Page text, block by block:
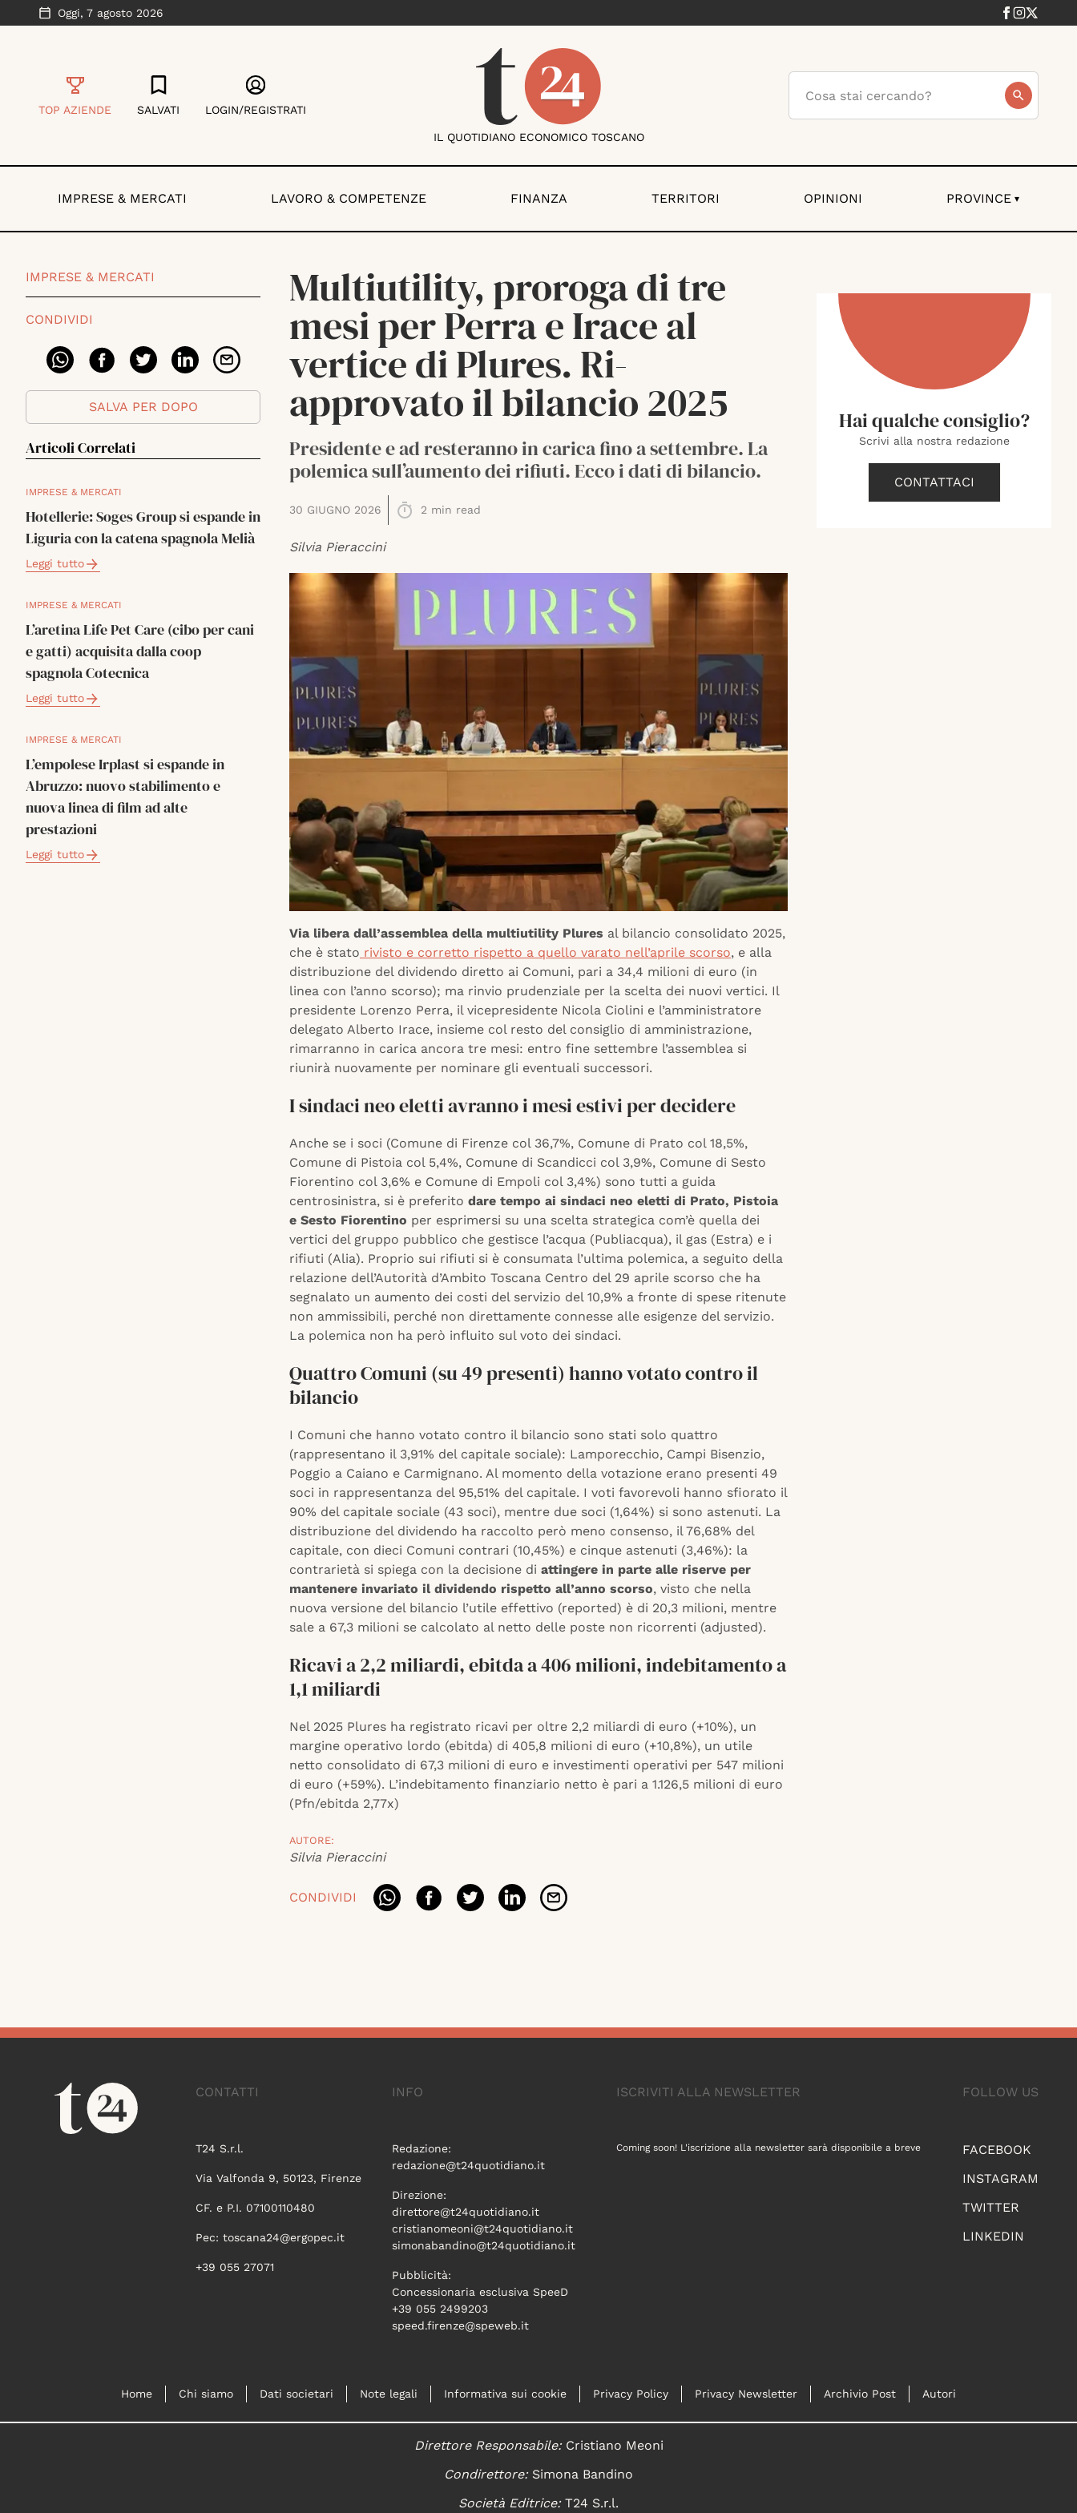
Oggi, 7 agosto 2026
TOP AZIENDE SALVATI LOGIN/REGISTRATI
IL QUOTIDIANO ECONOMICO TOSCANO
IMPRESE & MERCATI LAVORO & COMPETENZE FINANZA TERRITORI OPINIONI PROVINCE ▾
IMPRESE & MERCATI
CONDIVIDI
SALVA PER DOPO
Articoli Correlati
IMPRESE & MERCATI
Hotellerie: Soges Group si espande in
Liguria con la catena spagnola Melià
Leggi tutto
IMPRESE & MERCATI
L’aretina Life Pet Care (cibo per cani
e gatti) acquisita dalla coop
spagnola Cotecnica
Leggi tutto
IMPRESE & MERCATI
L’empolese Irplast si espande in
Abruzzo: nuovo stabilimento e
nuova linea di film ad alte
prestazioni
Leggi tutto
Multiutility, proroga di tre
mesi per Perra e Irace al
vertice di Plures. Ri-
approvato il bilancio 2025
Presidente e ad resteranno in carica fino a settembre. La
polemica sull’aumento dei rifiuti. Ecco i dati di bilancio.
30 GIUGNO 2026 2 min read
Silvia Pieraccini
Via libera dall’assemblea della multiutility Plures al bilancio consolidato 2025,
che è stato rivisto e corretto rispetto a quello varato nell’aprile scorso, e alla
distribuzione del dividendo diretto ai Comuni, pari a 34,4 milioni di euro (in
linea con l’anno scorso); ma rinvio prudenziale per la scelta dei nuovi vertici. Il
presidente Lorenzo Perra, il vicepresidente Nicola Ciolini e l’amministratore
delegato Alberto Irace, insieme col resto del consiglio di amministrazione,
rimarranno in carica ancora tre mesi: entro fine settembre l’assemblea si
riunirà nuovamente per nominare gli eventuali successori.
I sindaci neo eletti avranno i mesi estivi per decidere
Anche se i soci (Comune di Firenze col 36,7%, Comune di Prato col 18,5%,
Comune di Pistoia col 5,4%, Comune di Scandicci col 3,9%, Comune di Sesto
Fiorentino col 3,6% e Comune di Empoli col 3,4%) sono tutti a guida
centrosinistra, si è preferito dare tempo ai sindaci neo eletti di Prato, Pistoia
e Sesto Fiorentino per esprimersi su una scelta strategica com’è quella dei
vertici del gruppo pubblico che gestisce l’acqua (Publiacqua), il gas (Estra) e i
rifiuti (Alia). Proprio sui rifiuti si è consumata l’ultima polemica, a seguito della
relazione dell’Autorità d’Ambito Toscana Centro del 29 aprile scorso che ha
segnalato un aumento dei costi del servizio del 10,9% a fronte di spese ritenute
non ammissibili, perché non direttamente connesse alle esigenze del servizio.
La polemica non ha però influito sul voto dei sindaci.
Quattro Comuni (su 49 presenti) hanno votato contro il
bilancio
I Comuni che hanno votato contro il bilancio sono stati solo quattro
(rappresentano il 3,91% del capitale sociale): Lamporecchio, Campi Bisenzio,
Poggio a Caiano e Carmignano. Al momento della votazione erano presenti 49
soci in rappresentanza del 95,51% del capitale. I voti favorevoli hanno sfiorato il
90% del capitale sociale (43 soci), mentre due soci (1,64%) si sono astenuti. La
distribuzione del dividendo ha raccolto però meno consenso, il 76,68% del
capitale, con dieci Comuni contrari (10,45%) e cinque astenuti (3,46%): la
contrarietà si spiega con la decisione di attingere in parte alle riserve per
mantenere invariato il dividendo rispetto all’anno scorso, visto che nella
nuova versione del bilancio l’utile effettivo (reported) è di 20,3 milioni, mentre
sale a 67,3 milioni se calcolato al netto delle poste non ricorrenti (adjusted).
Ricavi a 2,2 miliardi, ebitda a 406 milioni, indebitamento a
1,1 miliardi
Nel 2025 Plures ha registrato ricavi per oltre 2,2 miliardi di euro (+10%), un
margine operativo lordo (ebitda) di 405,8 milioni di euro (+10,8%), un utile
netto consolidato di 67,3 milioni di euro e investimenti operativi per 547 milioni
di euro (+59%). L’indebitamento finanziario netto è pari a 1.126,5 milioni di euro
(Pfn/ebitda 2,77x)
AUTORE:
Silvia Pieraccini
CONDIVIDI
Hai qualche consiglio?
Scrivi alla nostra redazione
CONTATTACI
CONTATTI
T24 S.r.l.
Via Valfonda 9, 50123, Firenze
CF. e P.I. 07100110480
Pec: toscana24@ergopec.it
+39 055 27071
INFO
Redazione:
redazione@t24quotidiano.it
Direzione:
direttore@t24quotidiano.it
cristianomeoni@t24quotidiano.it
simonabandino@t24quotidiano.it
Pubblicità:
Concessionaria esclusiva SpeeD
+39 055 2499203
speed.firenze@speweb.it
FOLLOW US
FACEBOOK
INSTAGRAM
TWITTER
LINKEDIN
ISCRIVITI ALLA NEWSLETTER
Coming soon! L'iscrizione alla newsletter sarà disponibile a breve
Home Chi siamo Dati societari Note legali Informativa sui cookie Privacy Policy Privacy Newsletter Archivio Post Autori
Direttore Responsabile:Cristiano Meoni
Condirettore:Simona Bandino
Società Editrice:T24 S.r.l.